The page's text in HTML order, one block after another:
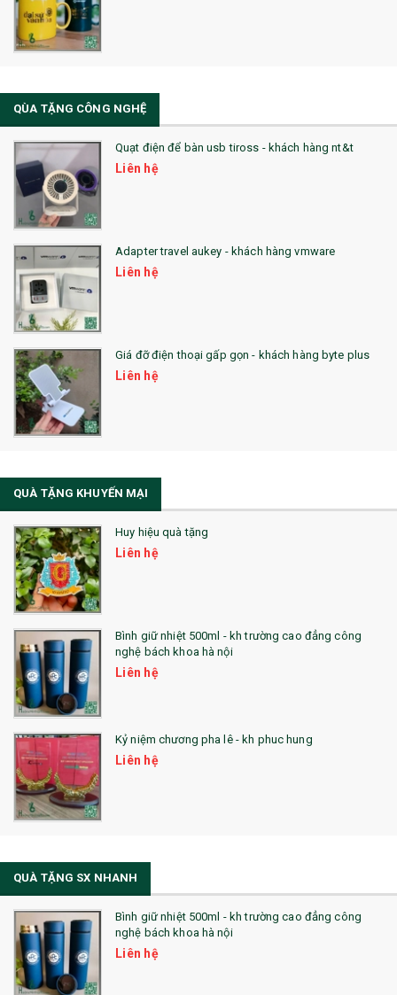
32. TÚI VẢI BỐ
33. MŨ LƯỠI TRAI
36. QUẠT NHỰA QUẢNG CÁO
QUÀ TẶNG KHUYẾN MẠI
QUÀ TẶNG SX NHANH
QUÀ TẶNG HỘI THẢO
QUÀ TẶNG CÔNG NGHỆ
SẢN PHẨM ĐÃ THỰC HIỆN
QUÀ TẶNG SỨC KHỎE
SẢN PHẨM MỚI 2021
Sổ Sạc Đa Năng
La Fonte
QÙA TẶNG CÔNG NGHỆ
Quạt điện để bàn usb tiross - khách hàng nt&t
Liên hệ
Adapter travel aukey - khách hàng vmware
Liên hệ
Giá đỡ điện thoại gấp gọn - khách hàng byte plus
Liên hệ
QUÀ TẶNG KHUYẾN MẠI
Huy hiệu quà tặng
Liên hệ
Bình giữ nhiệt 500ml - kh trường cao đẳng công
nghệ bách khoa hà nội
Liên hệ
Kỷ niệm chương pha lê - kh phuc hung
Liên hệ
QUÀ TẶNG SX NHANH
Bình giữ nhiệt 500ml - kh trường cao đẳng công
nghệ bách khoa hà nội
Liên hệ